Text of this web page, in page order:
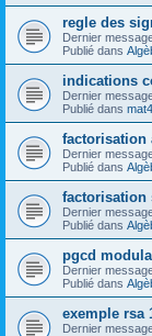
regle des
Dernier
Publié dans
indications
Dernier
Publié dans
factorisation
Dernier
Publié dans
factorisation
Dernier
Publié dans
pgcd
Dernier
Publié dans
exemple rsa
Dernier